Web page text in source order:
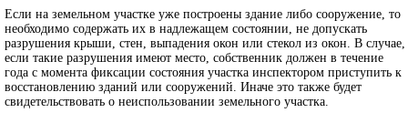
Если на земельном участке уже построены здание либо сооружение, то
необходимо содержать их в надлежащем состоянии, не допускать
разрушения крыши, стен, выпадения окон или стекол из окон. В случае,
если такие разрушения имеют место, собственник должен в течение
года с момента фиксации состояния участка инспектором приступить к
восстановлению зданий или сооружений. Иначе это также будет
свидетельствовать о неиспользовании земельного участка.